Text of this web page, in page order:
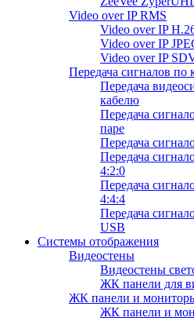
Video over IP RMS
Video over IP
Video over IP
Video over IP
Передача сигналов по
Передача
кабелю
Передача
паре
Передача
Передача
4:2:0
Передача
4:4:4
Передача
USB
Системы отображения
Видеостены
Видеостены
ЖК панели для
ЖК панели и
ЖК панели и